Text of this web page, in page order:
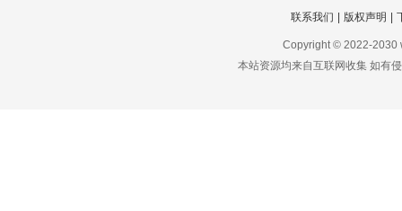
联系我们 版权声明
Copyright © 2022-2030
本站资源均来自互联网收集 如有